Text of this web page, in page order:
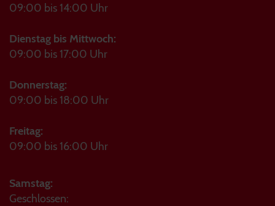
09:00 bis 14:00 Uhr
Dienstag bis Mittwoch:
09:00 bis 17:00 Uhr
Donnerstag:
09:00 bis 18:00 Uhr
Freitag:
09:00 bis 16:00 Uhr
Samstag:
Geschlossen: